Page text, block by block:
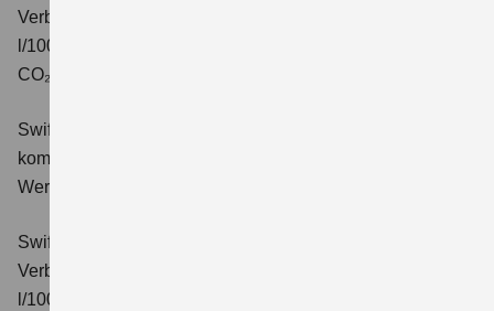
Verbrauchswerte: kombinierter Energieverbrauch 4,9
l/100km; kombinierter Wert der CO₂-Emission: 110 g/km;
CO₂-Klasse: C.
Swift 1.2 DUALJET HYBRID Comfort+
kombinierter Energieverbrauch 4,4 l/100km; kombinierter
Wert der CO₂-Emission: 99 g/km; CO₂-Klasse: C.
Swift 1.2 DUALJET HYBRID CVT Comfort+
Verbrauchswerte: kombinierter Energieverbrauch 4,7
l/100km; kombinierter Wert der CO₂-Emission: 106 g/km;